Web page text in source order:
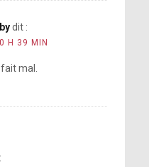
dit :
H 39 MIN
mal.